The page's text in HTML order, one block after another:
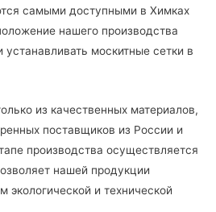
самыми доступными в Химках
нашего производства
устанавливать москитные сетки в
из качественных материалов,
поставщиков из России и
производства осуществляется
нашей продукции
экологической и технической